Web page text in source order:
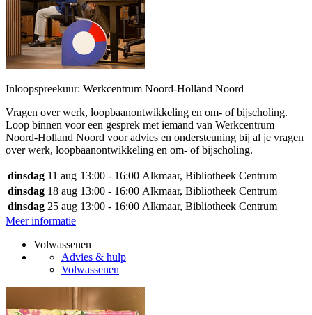
Inloopspreekuur: Werkcentrum Noord-Holland Noord
Vragen over werk, loopbaanontwikkeling en om- of bijscholing.
Loop binnen voor een gesprek met iemand van Werkcentrum
Noord-Holland Noord voor advies en ondersteuning bij al je vragen
over werk, loopbaanontwikkeling en om- of bijscholing.
dinsdag 11 aug 13:00 - 16:00 Alkmaar, Bibliotheek Centrum
dinsdag 18 aug 13:00 - 16:00 Alkmaar, Bibliotheek Centrum
dinsdag 25 aug 13:00 - 16:00 Alkmaar, Bibliotheek Centrum
Meer informatie
Volwassenen
Advies & hulp
Volwassenen